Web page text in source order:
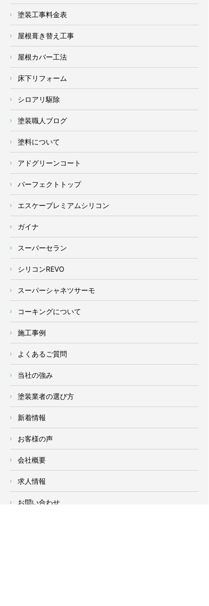
塗装工事料金表
屋根葺き替え工事
屋根カバー工法
床下リフォーム
シロアリ駆除
塗装職人ブログ
塗料について
アドグリーンコート
パーフェクトトップ
エスケープレミアムシリコン
ガイナ
スーパーセラン
シリコンREVO
スーパーシャネツサーモ
コーキングについて
施工事例
よくあるご質問
当社の強み
塗装業者の選び方
新着情報
お客様の声
会社概要
求人情報
お問い合わせ